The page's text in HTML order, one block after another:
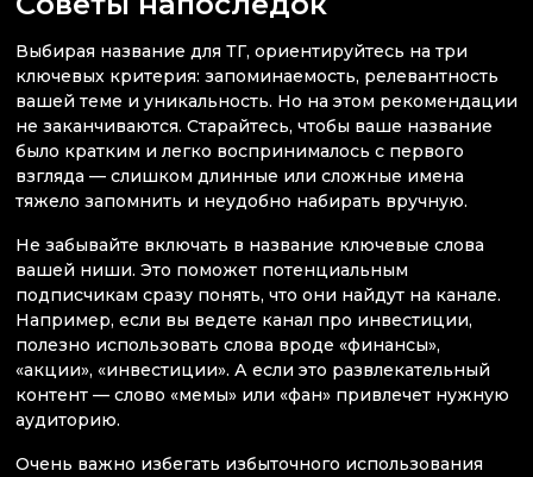
Выбирая название для ТГ, ориентируйтесь на три
ключевых критерия: запоминаемость, релевантность
вашей теме и уникальность. Но на этом рекомендации
не заканчиваются. Старайтесь, чтобы ваше название
было кратким и легко воспринималось с первого
взгляда — слишком длинные или сложные имена
тяжело запомнить и неудобно набирать вручную.
Не забывайте включать в название ключевые слова
вашей ниши. Это поможет потенциальным
подписчикам сразу понять, что они найдут на канале.
Например, если вы ведете канал про инвестиции,
полезно использовать слова вроде «финансы»,
«акции», «инвестиции». А если это развлекательный
контент — слово «мемы» или «фан» привлечет нужную
аудиторию.
Очень важно избегать избыточного использования